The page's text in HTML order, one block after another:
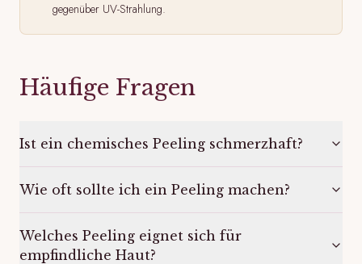
gegenüber UV-Strahlung.
Häufige Fragen
Ist ein chemisches Peeling schmerzhaft?
Wie oft sollte ich ein Peeling machen?
Welches Peeling eignet sich für
empfindliche Haut?